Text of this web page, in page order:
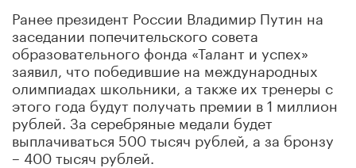
Ранее президент России Владимир Путин на
заседании попечительского совета
образовательного фонда «Талант и успех»
заявил, что победившие на международных
олимпиадах школьники, а также их тренеры с
этого года будут получать премии в 1 миллион
рублей. За серебряные медали будет
выплачиваться 500 тысяч рублей, а за бронзу
– 400 тысяч рублей.